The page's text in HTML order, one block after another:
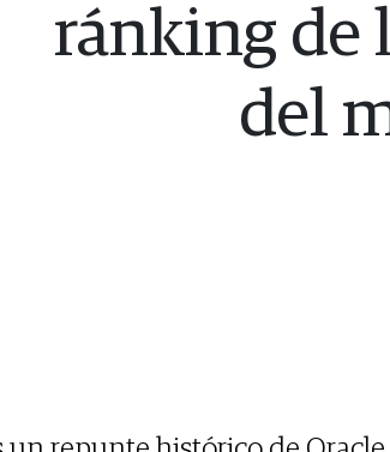
ránking de
del